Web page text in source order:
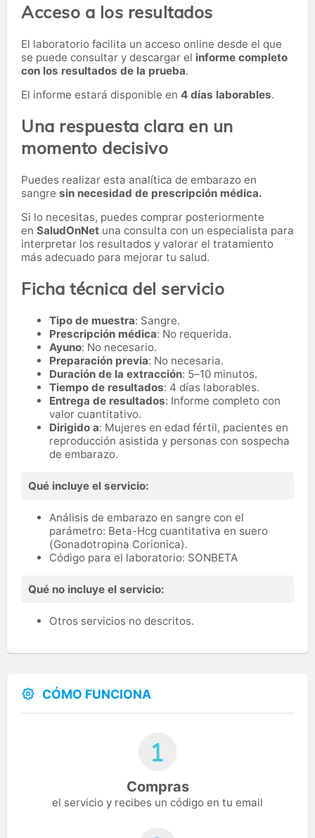
Acceso a los resultados
El laboratorio facilita un acceso online desde el que
se puede consultar y descargar el informe completo
con los resultados de la prueba.
El informe estará disponible en 4 días laborables.
Una respuesta clara en un
momento decisivo
Puedes realizar esta analítica de embarazo en
sangre sin necesidad de prescripción médica.
Si lo necesitas, puedes comprar posteriormente
en SaludOnNet una consulta con un especialista para
interpretar los resultados y valorar el tratamiento
más adecuado para mejorar tu salud.
Ficha técnica del servicio
Tipo de muestra: Sangre.
Prescripción médica: No requerida.
Ayuno: No necesario.
Preparación previa: No necesaria.
Duración de la extracción: 5–10 minutos.
Tiempo de resultados: 4 días laborables.
Entrega de resultados: Informe completo con
valor cuantitativo.
Dirigido a: Mujeres en edad fértil, pacientes en
reproducción asistida y personas con sospecha
de embarazo.
Qué incluye el servicio:
Análisis de embarazo en sangre con el
parámetro: Beta-Hcg cuantitativa en suero
(Gonadotropina Corionica).
Código para el laboratorio: SONBETA
Qué no incluye el servicio:
Otros servicios no descritos.
CÓMO FUNCIONA
Compras
el servicio y recibes un código en tu email